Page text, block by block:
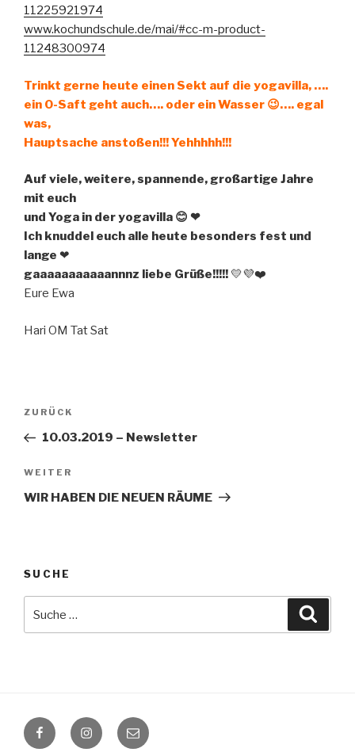
11225921974
www.kochundschule.de/mai/#cc-m-product-
11248300974
Trinkt gerne heute einen Sekt auf die yogavilla, ….
ein O-Saft geht auch…. oder ein Wasser 😉…. egal
was,
Hauptsache anstoßen!!! Yehhhhh!!!
Auf viele, weitere, spannende, großartige Jahre
mit euch
und Yoga in der yogavilla 😊 ❤
Ich knuddel euch alle heute besonders fest und
lange ❤
gaaaaaaaaaaannnz liebe Grüße!!!!! 💛💜❤️
Eure Ewa
Hari OM Tat Sat
Beitragsnavigation
Vorheriger
Beitrag
ZURÜCK
10.03.2019 – Newsletter
Nächster
Beitrag
WEITER
WIR HABEN DIE NEUEN RÄUME
SUCHE
nach:
FacebookInstagram
E-
Mail